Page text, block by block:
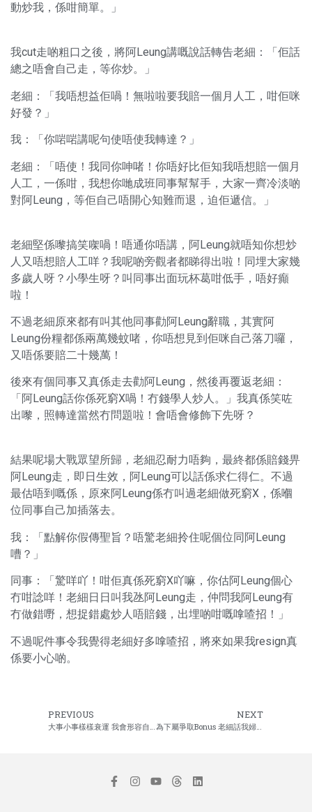
動炒我，係咁簡單。」
我cut走啲粗口之後，將阿Leung講嘅說話轉告老細：「佢話
總之唔會自己走，等你炒。」
老細：「我唔想益佢喎！無啦啦要我賠一個月人工，咁佢咪
好發？」
我：「你啱啱講呢句使唔使我轉達？」
老細：「唔使！我同你呻啫！你唔好比佢知我唔想賠一個月
人工，一係咁，我想你哋成班同事幫幫手，大家一齊冷淡啲
對阿Leung，等佢自己唔開心知難而退，迫佢遞信。」
老細堅係嚟搞笑㗎喎！唔通你唔講，阿Leung就唔知你想炒
人又唔想賠人工咩？我呢啲旁觀者都睇得出啦！同埋大家幾
多歲人呀？小學生呀？叫同事出面玩杯葛咁低手，唔好癲
啦！
不過老細原來都有叫其他同事勸阿Leung辭職，其實阿
Leung份糧都係兩萬幾蚊啫，你唔想見到佢咪自己落刀囉，
又唔係要賠二十幾萬！
後來有個同事又真係走去勸阿Leung，然後再覆返老細：
「阿Leung話你係死窮X喎！冇錢學人炒人。」我真係笑咗
出嚟，照轉達當然冇問題啦！會唔會修飾下先呀？
結果呢場大戰眾望所歸，老細忍耐力唔夠，最終都係賠錢畀
阿Leung走，即日生效，阿Leung可以話係求仁得仁。不過
最估唔到嘅係，原來阿Leung係冇叫過老細做死窮X，係嗰
位同事自己加插落去。
我：「點解你假傳聖旨？唔驚老細拎住呢個位同阿Leung
嘈？」
同事：「驚咩吖！咁佢真係死窮X吖嘛，你估阿Leung個心
冇咁諗咩！老細日日叫我氹阿Leung走，仲問我阿Leung有
冇做錯嘢，想捉錯處炒人唔賠錢，出埋啲咁嘅嗱喳招！」
不過呢件事令我覺得老細好多嗱喳招，將來如果我resign真
係要小心啲。
PREVIOUS
大事小事樣樣衰運 我會形容自己係極致黑
NEXT
為下屬爭取Bonus 老細話我婦人之仁